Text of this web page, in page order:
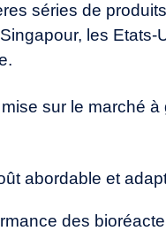
séries de
les
sur le marché
abordable et
des